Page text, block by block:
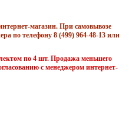
магазин. При самовывозе
по телефону 8 (499) 964-48-13 или
по 4 шт. Продажа меньшего
с менеджером интернет-